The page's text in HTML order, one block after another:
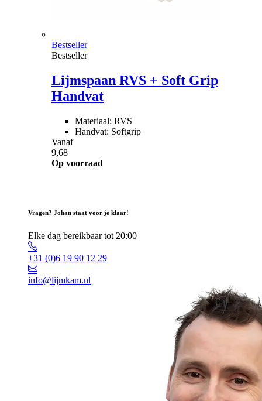
Bestseller
Bestseller
Lijmspaan RVS + Soft Grip
Handvat
Materiaal: RVS
Handvat: Softgrip
Vanaf
9,68
Op voorraad
Vragen? Johan staat voor je klaar!
Elke dag bereikbaar tot 20:00
+31 (0)6 19 90 12 29
info@lijmkam.nl